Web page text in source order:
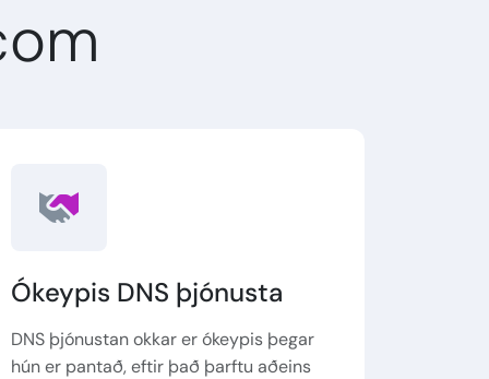
Ókeypis DNS þjónusta
DNS þjónustan okkar er ókeypis þegar
hún er pantað, eftir það þarftu aðeins